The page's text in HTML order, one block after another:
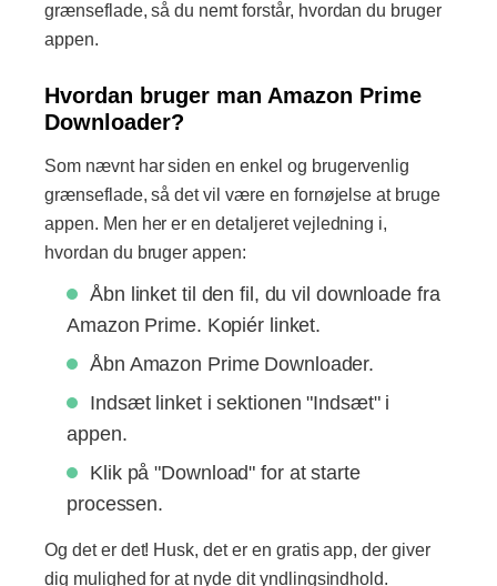
grænseflade, så du nemt forstår, hvordan du bruger
appen.
Hvordan bruger man Amazon Prime
Downloader?
Som nævnt har siden en enkel og brugervenlig
grænseflade, så det vil være en fornøjelse at bruge
appen. Men her er en detaljeret vejledning i,
hvordan du bruger appen:
Åbn linket til den fil, du vil downloade fra
Amazon Prime. Kopiér linket.
Åbn Amazon Prime Downloader.
Indsæt linket i sektionen "Indsæt" i
appen.
Klik på "Download" for at starte
processen.
Og det er det! Husk, det er en gratis app, der giver
dig mulighed for at nyde dit yndlingsindhold.